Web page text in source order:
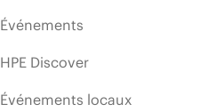
Événements
HPE Discover
Événements locaux